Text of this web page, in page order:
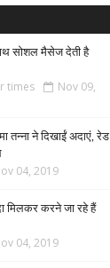
सोशल मैसेज देती है
times
Nov 09,
तन्ना ने दिखाईं अदाएं, रेड
04, 2019
मिलकर करने जा रहे हैं
04, 2019